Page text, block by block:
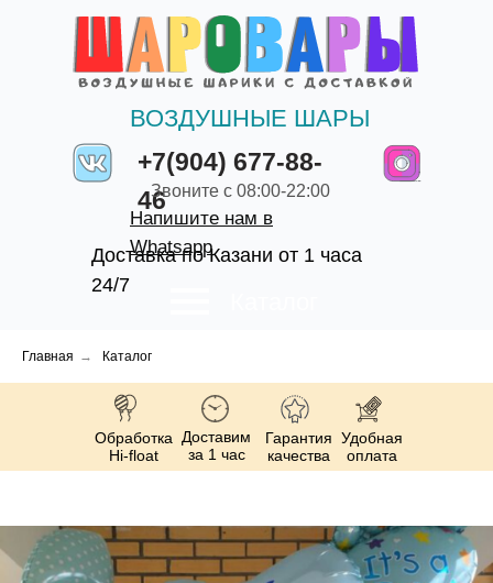
+7(904) 677-88-
46
ВОЗДУШНЫЕ ШАРЫ
Доставка по Казани от 1 часа
24/7
Звоните с 08:00-22:00
Напишите нам в
Whatsapp
Главная → Каталог
Обработка
Hi-float
Доставим
за 1 час
Гарантия
качества
Удобная
оплата